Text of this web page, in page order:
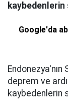
kaybedenlerin
Google'da
deprem ve
kaybedenlerin